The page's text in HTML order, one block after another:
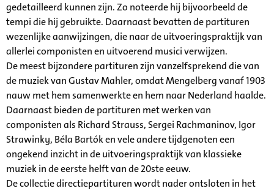
gedetailleerd kunnen zijn. Zo noteerde hij bijvoorbeeld de
tempi die hij gebruikte. Daarnaast bevatten de partituren
wezenlijke aanwijzingen, die naar de uitvoeringspraktijk van
allerlei componisten en uitvoerend musici verwijzen.
De meest bijzondere partituren zijn vanzelfsprekend die van
de muziek van Gustav Mahler, omdat Mengelberg vanaf 1903
nauw met hem samenwerkte en hem naar Nederland haalde.
Daarnaast bieden de partituren met werken van
componisten als Richard Strauss, Sergei Rachmaninov, Igor
Strawinky, Béla Bartók en vele andere tijdgenoten een
ongekend inzicht in de uitvoeringspraktijk van klassieke
muziek in de eerste helft van de 20ste eeuw.
De collectie directiepartituren wordt nader ontsloten in het